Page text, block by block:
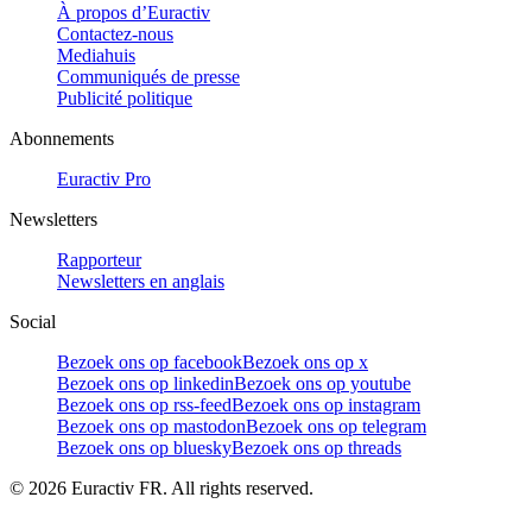
À propos d’Euractiv
Contactez-nous
Mediahuis
Communiqués de presse
Publicité politique
Abonnements
Euractiv Pro
Newsletters
Rapporteur
Newsletters en anglais
Social
Bezoek ons op facebookBezoek ons op x
Bezoek ons op linkedinBezoek ons op youtube
Bezoek ons op rss-feedBezoek ons op instagram
Bezoek ons op mastodonBezoek ons op telegram
Bezoek ons op blueskyBezoek ons op threads
© 2026 Euractiv FR. All rights reserved.